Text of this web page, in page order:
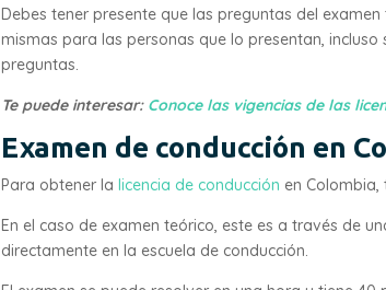
Debes tener presente que las preguntas del
mismas para las personas que lo presentan,
preguntas.
Te puede interesar: Conoce las vigencias de las
Examen de conducción en
Para obtener la licencia de conducción en
En el caso de examen teórico, este es a través de
directamente en la escuela de conducción.